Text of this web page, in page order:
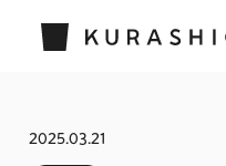
2025.03.21